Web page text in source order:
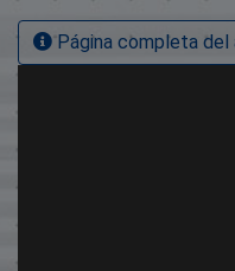
Página completa del